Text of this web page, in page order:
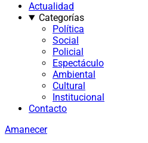
Actualidad
Categorías
Política
Social
Policial
Espectáculo
Ambiental
Cultural
Institucional
Contacto
Amanecer